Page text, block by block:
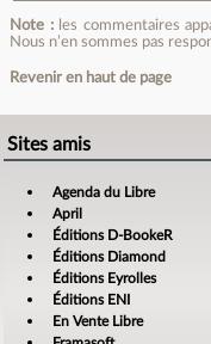
Note :les commentaires
Nous n’en sommes pas
Revenir en haut de page
Sites amis
Agenda du Libre
April
Éditions D-BookeR
Éditions Diamond
Éditions Eyrolles
Éditions ENI
En Vente Libre